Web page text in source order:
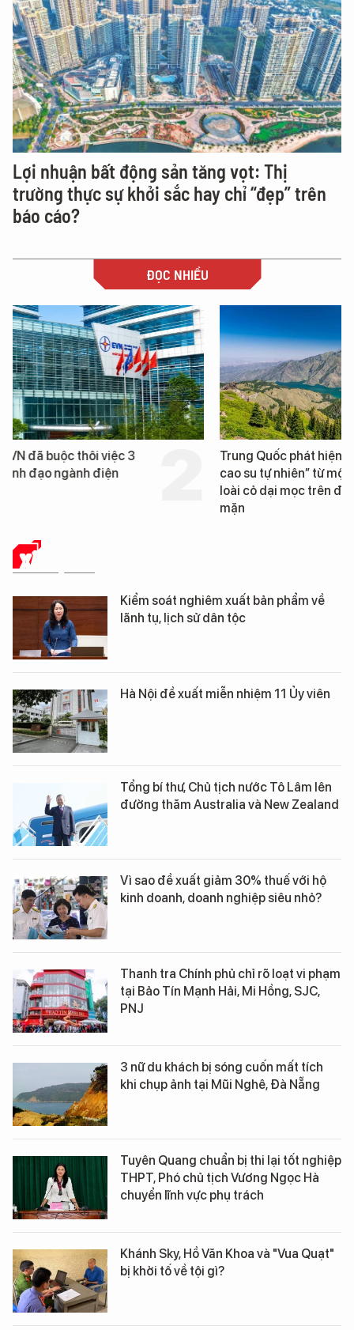
Lợi nhuận bất động sản tăng vọt: Thị
trường thực sự khởi sắc hay chỉ “đẹp” trên
báo cáo?
ĐỌC NHIỀU
Trung Quốc phát hiện “mỏ
cao su tự nhiên” từ một
Loạt dự án bất động
Đà Nẵng sắp bị kiểm
XÃ HỘI SỐ
Kiểm soát nghiêm xuất bản phẩm về
lãnh tụ, lịch sử dân tộc
Hà Nội đề xuất miễn nhiệm 11 Ủy viên
Tổng bí thư, Chủ tịch nước Tô Lâm lên
đường thăm Australia và New Zealand
Vì sao đề xuất giảm 30% thuế với hộ
kinh doanh, doanh nghiệp siêu nhỏ?
Thanh tra Chính phủ chỉ rõ loạt vi phạm
tại Bảo Tín Mạnh Hải, Mi Hồng, SJC,
PNJ
3 nữ du khách bị sóng cuốn mất tích
khi chụp ảnh tại Mũi Nghê, Đà Nẵng
Tuyên Quang chuẩn bị thi lại tốt nghiệp
THPT, Phó chủ tịch Vương Ngọc Hà
chuyển lĩnh vực phụ trách
Khánh Sky, Hồ Văn Khoa và "Vua Quạt"
bị khởi tố về tội gì?